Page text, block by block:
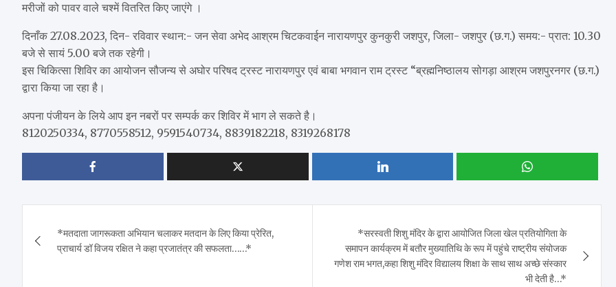
मरीजों को पावर वाले चश्में वितरित किए जाएंगे ।
दिनाँक 27.08.2023, दिन- रविवार स्थान:- जन सेवा अभेद आश्रम चिटकवाईन नारायणपुर कुनकुरी जशपुर, जिला- जशपुर (छ.ग.) समय:- प्रात: 10.30
बजे से सायं 5.00 बजे तक रहेगी।
इस चिकित्सा शिविर का आयोजन सौजन्य से अघोर परिषद ट्रस्ट नारायणपुर एवं बाबा भगवान राम ट्रस्ट “ब्रह्मनिष्ठालय सोगड़ा आश्रम जशपुरनगर (छ.ग.)
द्वारा किया जा रहा है।
अपना पंजीयन के लिये आप इन नबरों पर सम्पर्क कर शिविर में भाग ले सकते है।
8120250334, 8770558512, 9591540734, 8839182218, 8319268178
navigation
*मतदाता जागरूकता अभियान चलाकर मतदान के लिए किया प्रेरित,
प्राचार्य डॉ विजय रक्षित ने कहा प्रजातंत्र की सफलता……*
*सरस्वती शिशु मंदिर के द्वारा आयोजित जिला खेल प्रतियोगिता के
समापन कार्यक्रम में बतौर मुख्यातिथि के रूप में पहुंचे राष्ट्रीय संयोजक
गणेश राम भगत,कहा शिशु मंदिर विद्यालय शिक्षा के साथ साथ अच्छे संस्कार
भी देती है…*